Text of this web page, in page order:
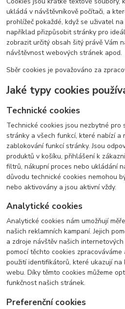
ukládá v návštěvníkově počítači, a
prohlížeč pokaždé, když se uživatel
například přizpůsobit stránky pro
zobrazit určitý obsah šitý právě Vám
návštěvnost webových stránek apod.
Sběr cookies je považováno za
Jaké typy cookies
Technické cookies
Technické cookies jsou nezbytné
stránky a všech funkcí, které nabízí a
zablokování funkcí stránky. Jsou
produktů v košíku, přihlášení k
filtrů, nákupní proces nebo ukládání
důvodu technické cookies nemohou
nebo aktivovány a jsou aktivní vždy.
Analytické cookies
Analytické cookies nám umožňují
našich reklamních kampaní. Jejich
a zdroje návštěv našich
pomocí těchto cookies zpracováváme
použití identifikátorů, které ukazují
webu. Díky těmto cookies můžeme
funkčnost našich stránek.
Preferenční cookies